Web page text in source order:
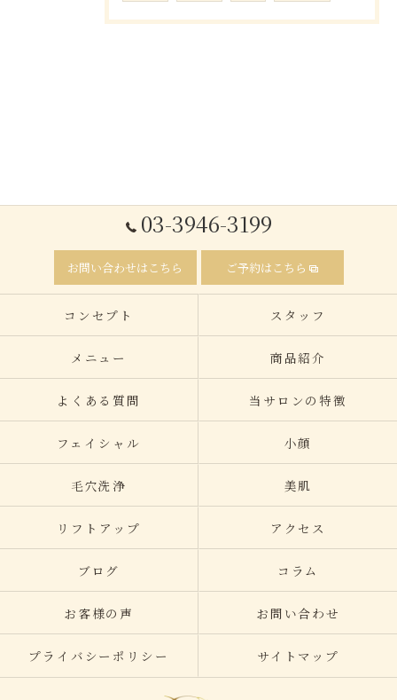
03-3946-3199
お問い合わせはこちら ご予約はこちら
コンセプト スタッフ
メニュー 商品紹介
よくある質問 当サロンの特徴
フェイシャル 小顔
毛穴洗浄 美肌
リフトアップ アクセス
ブログ コラム
お客様の声 お問い合わせ
プライバシーポリシー サイトマップ